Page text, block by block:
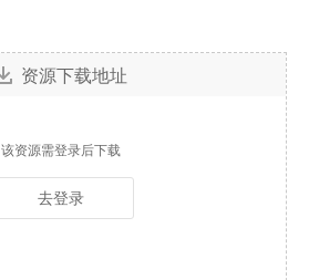
资源下载地址
该资源需登录后下载
去登录